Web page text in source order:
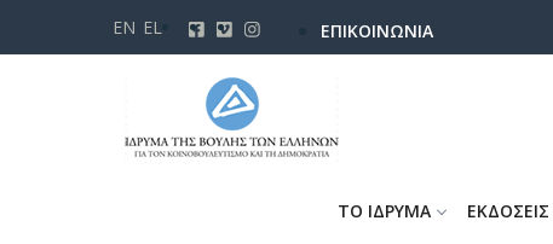
EN EL ΕΠΙΚΟΙΝΩΝΙΑ
ΤΟ ΙΔΡΥΜΑ